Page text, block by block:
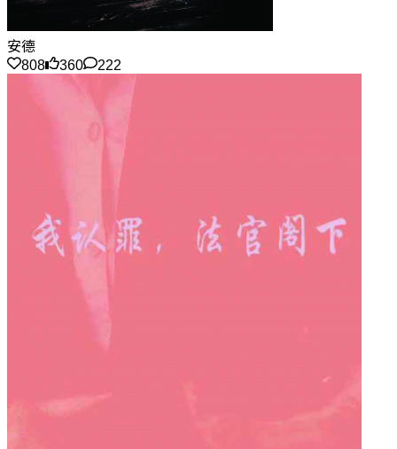
安德
808
360 222